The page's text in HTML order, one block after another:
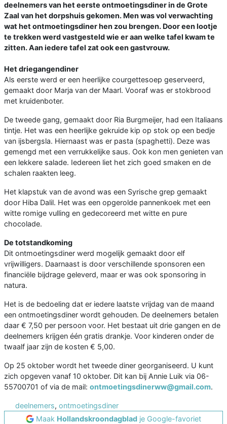
deelnemers van het eerste ontmoetingsdiner in de Grote
Zaal van het dorpshuis gekomen. Men was vol verwachting
wat het ontmoetingsdiner hen zou brengen. Door een lootje
te trekken werd vastgesteld wie er aan welke tafel kwam te
zitten. Aan iedere tafel zat ook een gastvrouw.
Het driegangendiner
Als eerste werd er een heerlijke courgettesoep geserveerd,
gemaakt door Marja van der Maarl. Vooraf was er stokbrood
met kruidenboter.
De tweede gang, gemaakt door Ria Burgmeijer, had een Italiaans
tintje. Het was een heerlijke gekruide kip op stok op een bedje
van ijsbergsla. Hiernaast was er pasta (spaghetti). Deze was
gemengd met een verrukkelijke saus. Ook kon men genieten van
een lekkere salade. Iedereen liet het zich goed smaken en de
schalen raakten leeg.
Het klapstuk van de avond was een Syrische grep gemaakt
door Hiba Dalil. Het was een opgerolde pannenkoek met een
witte romige vulling en gedecoreerd met witte en pure
chocolade.
De totstandkoming
Dit ontmoetingsdiner werd mogelijk gemaakt door elf
vrijwilligers. Daarnaast is door verschillende sponsoren een
financiële bijdrage geleverd, maar er was ook sponsoring in
natura.
Het is de bedoeling dat er iedere laatste vrijdag van de maand
een ontmoetingsdiner wordt gehouden. De deelnemers betalen
daar € 7,50 per persoon voor. Het bestaat uit drie gangen en de
deelnemers krijgen één gratis drankje. Voor kinderen onder de
twaalf jaar zijn de kosten € 5,00.
Op 25 oktober wordt het tweede diner georganiseerd. U kunt
zich opgeven vanaf 10 oktober. Dit kan bij Annie Luik via 06-
55700701 of via de mail: ontmoetingsdinerww@gmail.com.
deelnemers, ontmoetingsdiner
Maak Hollandskroondagblad je Google-favoriet